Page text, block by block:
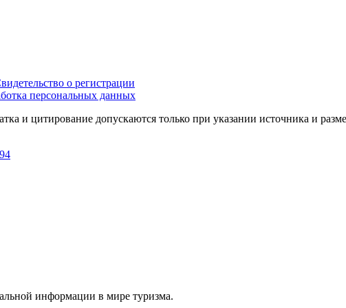
о регистрации
персональных данных
и цитирование допускаются только при указании источника и
информации в мире туризма.